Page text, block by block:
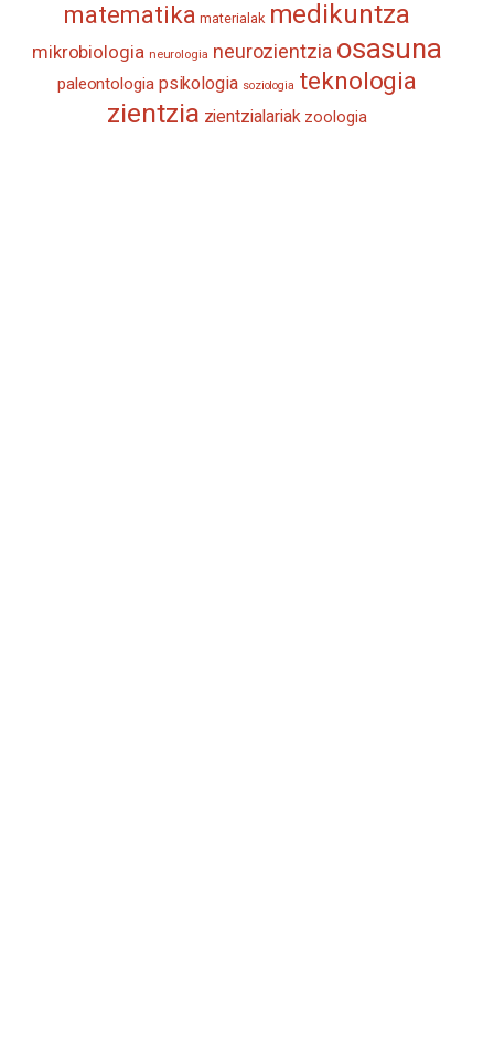
matematika materialak medikuntza
mikrobiologia neurologia neurozientzia osasuna
paleontologia psikologia soziologia teknologia
zientzia zientzialariak zoologia